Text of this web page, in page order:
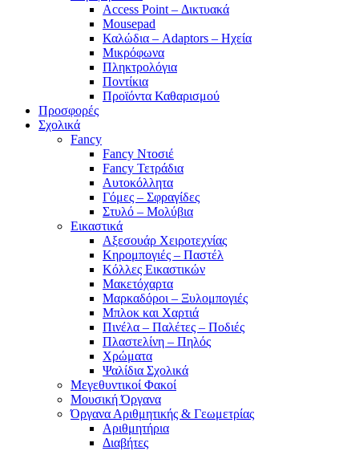
Access Point – Δικτυακά
Mousepad
Καλώδια – Adaptors – Ηχεία
Μικρόφωνα
Πληκτρολόγια
Ποντίκια
Προϊόντα Καθαρισμού
Προσφορές
Σχολικά
Fancy
Fancy Ντοσιέ
Fancy Τετράδια
Αυτοκόλλητα
Γόμες – Σφραγίδες
Στυλό – Μολύβια
Εικαστικά
Αξεσουάρ Χειροτεχνίας
Κηρομπογιές – Παστέλ
Κόλλες Εικαστικών
Μακετόχαρτα
Μαρκαδόροι – Ξυλομπογιές
Μπλοκ και Χαρτιά
Πινέλα – Παλέτες – Ποδιές
Πλαστελίνη – Πηλός
Χρώματα
Ψαλίδια Σχολικά
Μεγεθυντικοί Φακοί
Μουσική Όργανα
Όργανα Αριθμητικής & Γεωμετρίας
Αριθμητήρια
Διαβήτες